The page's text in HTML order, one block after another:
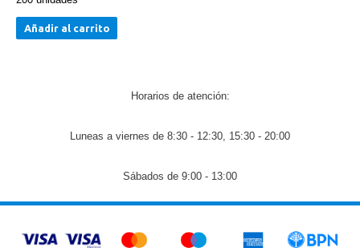
Añadir al carrito
Horarios de atención:
Luneas a viernes de 8:30 - 12:30, 15:30 - 20:00
Sábados de 9:00 - 13:00